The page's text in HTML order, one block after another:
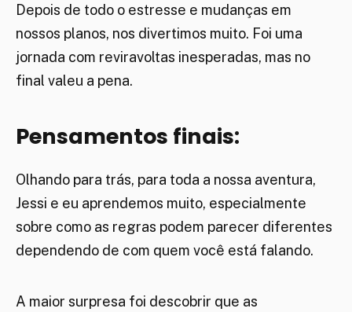
Depois de todo o estresse e mudanças em
nossos planos, nos divertimos muito. Foi uma
jornada com reviravoltas inesperadas, mas no
final valeu a pena.
Pensamentos finais:
Olhando para trás, para toda a nossa aventura,
Jessi e eu aprendemos muito, especialmente
sobre como as regras podem parecer diferentes
dependendo de com quem você está falando.
A maior surpresa foi descobrir que as